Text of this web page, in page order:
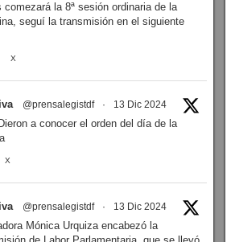
comezará la 8ª sesión ordinaria de la
seguí la transmisión en el siguiente
X
@prensalegistdf · 13 Dic 2024
a conocer el orden del día de la
X
@prensalegistdf · 13 Dic 2024
Mónica Urquiza encabezó la